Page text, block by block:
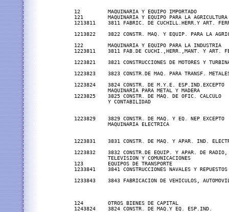
12         MAQUINARIA Y EQUIPO IMPORTADO
121        MAQUINARIA Y EQUIPO PARA LA AGRICULTURA
1213811    3811 FABRIC. DE CUCHILL.HERR.Y ART.
1213822    3822 CONSTR. MAQ. Y EQUIP. PARA LA
122        MAQUINARIA Y EQUIPO PARA LA INDUSTRIA
1223811    3811 FAB.DE CUCHI.,HERR.,MANT. Y ART.
1223821    3821 CONSTRUCCIONES DE MOTORES Y
1223823    3823 CONSTR.DE MAQ. PARA TRANSF.
1223824    3824 CONSTR. DE M.Y.E.
           MAQUINARIA PARA METAL Y MADERA
1223825    3825 CONSTR. DE MAQ. DE OFIC.
Y CONTABILIDAD
1223829    3829 CONSTR. DE MAQ. Y EQ. NEP
MAQUINARIA ELECTRICA
1223831    3831 CONSTR. DE MAQ. Y APAR. IND.
1223832    3832 CONSTR.DE EQUIP. Y APAR. DE
TELEVISION Y COMUNICACIONES
123        EQUIPOS DE TRANSPORTE
1233841    3841 CONSTRUCCIONES NAVALES Y
1233843    3843 FABRICACION DE VEHICULOS,
124        OTROS BIENES DE CAPITAL
1243824    3824 CONSTR. DE MAQ.Y EQ.